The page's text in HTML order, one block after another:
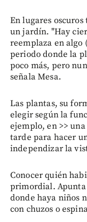
En lugares
un jardín. "Hay
reemplaza en algo
periodo donde la
poco más, pero
señala Mesa.
Las plantas, su
elegir según la
ejemplo, en >>
tarde para hacer
independizar la
Conocer quién
primordial. Apunta
donde haya niños
con chuzos o